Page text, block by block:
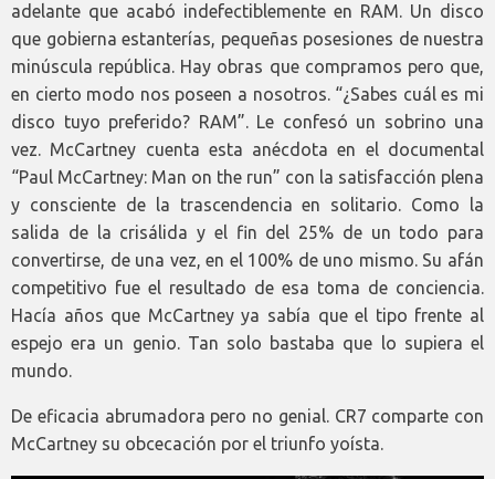
adelante que acabó indefectiblemente en RAM. Un disco
que gobierna estanterías, pequeñas posesiones de nuestra
minúscula república. Hay obras que compramos pero que,
en cierto modo nos poseen a nosotros. “¿Sabes cuál es mi
disco tuyo preferido? RAM”. Le confesó un sobrino una
vez. McCartney cuenta esta anécdota en el documental
“Paul McCartney: Man on the run” con la satisfacción plena
y consciente de la trascendencia en solitario. Como la
salida de la crisálida y el fin del 25% de un todo para
convertirse, de una vez, en el 100% de uno mismo. Su afán
competitivo fue el resultado de esa toma de conciencia.
Hacía años que McCartney ya sabía que el tipo frente al
espejo era un genio. Tan solo bastaba que lo supiera el
mundo.
De eficacia abrumadora pero no genial. CR7 comparte con
McCartney su obcecación por el triunfo yoísta.